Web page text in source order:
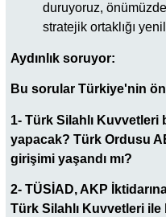
duruyoruz,
stratejik ortaklığı
Aydınlık soruyor:
Bu sorular Türkiye'nin
1- Türk Silahlı Kuvvetleri
yapacak? Türk Ordusu
girişimi yaşandı mı?
2- TÜSİAD, AKP
Türk Silahlı Kuvvetleri ile